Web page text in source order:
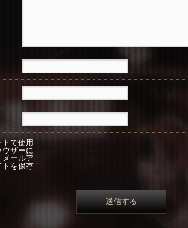
で使用
ウザーに
メールア
トを保存